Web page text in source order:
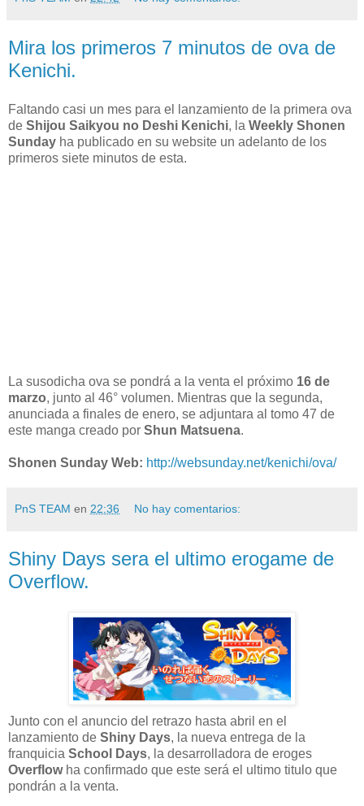
Mira los primeros 7 minutos de ova de
Kenichi.
Faltando casi un mes para el lanzamiento de la primera ova
de Shijou Saikyou no Deshi Kenichi, la Weekly Shonen
Sunday ha publicado en su website un adelanto de los
primeros siete minutos de esta.
La susodicha ova se pondrá a la venta el próximo 16 de
marzo, junto al 46° volumen. Mientras que la segunda,
anunciada a finales de enero, se adjuntara al tomo 47 de
este manga creado por Shun Matsuena.
Shonen Sunday Web: http://websunday.net/kenichi/ova/
PnS TEAM en 22:36 No hay comentarios:
Shiny Days sera el ultimo erogame de
Overflow.
Junto con el anuncio del retrazo hasta abril en el
lanzamiento de Shiny Days, la nueva entrega de la
franquicia School Days, la desarrolladora de eroges
Overflow ha confirmado que este será el ultimo titulo que
pondrán a la venta.